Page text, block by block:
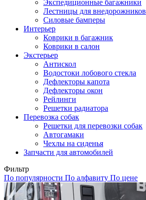
Экспедиционные багажники
Лестницы для внедорожников
Силовые бамперы
Интерьер
Коврики в багажник
Коврики в салон
Экстерьер
Антискол
Водостоки лобового стекла
Дефлекторы капота
Дефлекторы окон
Рейлинги
Решетки радиатора
Перевозка собак
Решетки для перевозки собак
Автогамаки
Чехлы на сиденья
Запчасти для автомобилей
Фильтр
По популярности По алфавиту По цене